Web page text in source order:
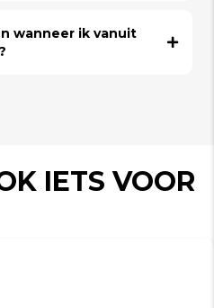
wanneer ik vanuit
IETS VOOR